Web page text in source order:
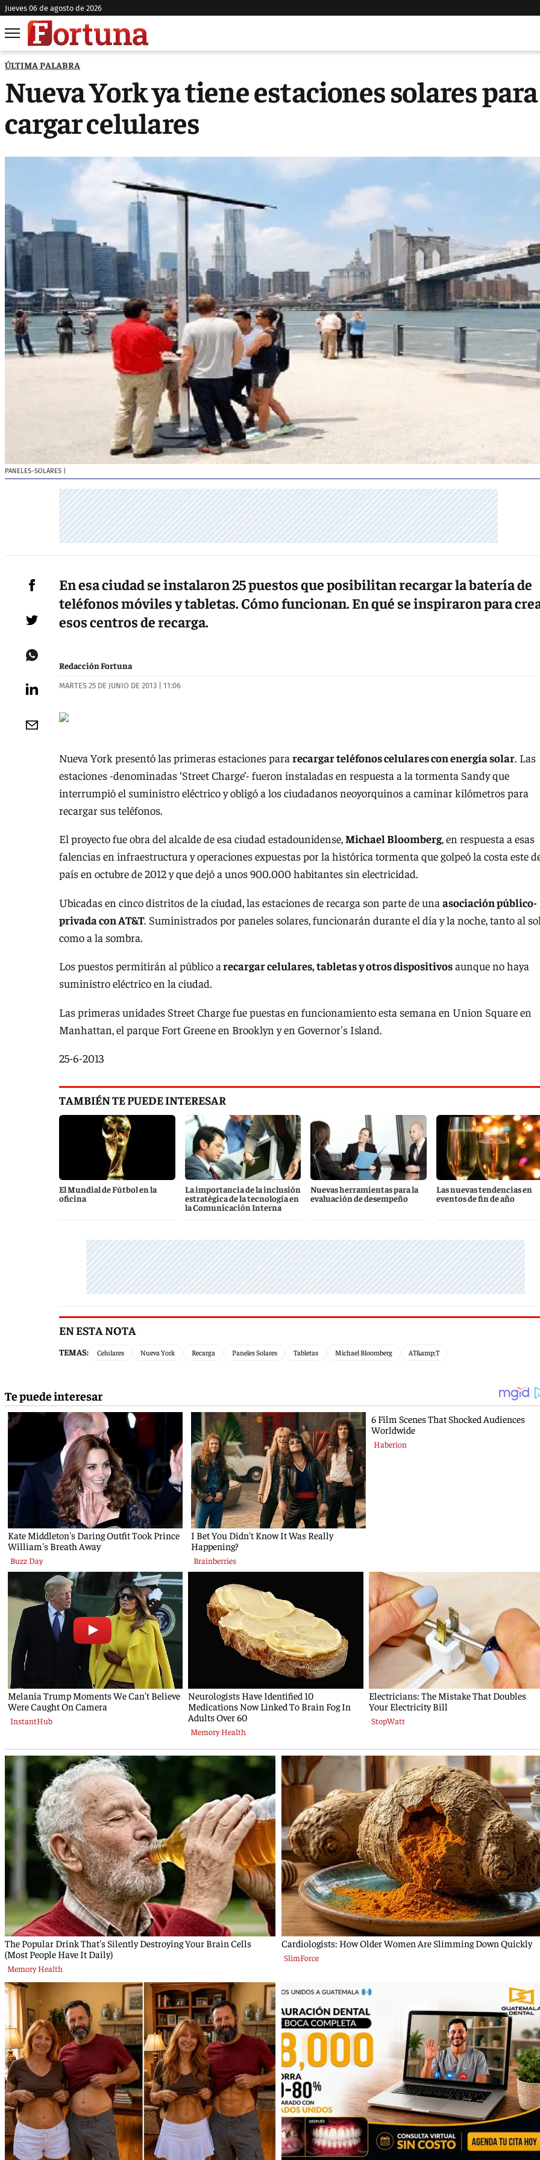
jueves 06 de agosto de 2026
ÚLTIMA PALABRA
Nueva York ya tiene estaciones solares para
cargar celulares
PANELES-SOLARES
En esa ciudad se instalaron 25 puestos que posibilitan recargar la batería de
teléfonos móviles y tabletas. Cómo funcionan. En qué se inspiraron para
esos centros de recarga.
Redacción Fortuna
MARTES 25 DE JUNIO DE 2013 | 11:06
Nueva York presentó las primeras estaciones para recargar teléfonos celulares con energía solar. Las
estaciones -denominadas ‘Street Charge’- fueron instaladas en respuesta a la tormenta Sandy que
interrumpió el suministro eléctrico y obligó a los ciudadanos neoyorquinos a caminar kilómetros para
recargar sus teléfonos.
El proyecto fue obra del alcalde de esa ciudad estadounidense,Michael Bloomberg, en respuesta a esas
falencias en infraestructura y operaciones expuestas por la histórica tormenta que golpeó la costa este
país en octubre de 2012 y que dejó a unos 900.000 habitantes sin electricidad.
Ubicadas en cinco distritos de la ciudad, las estaciones de recarga son parte de una asociación público-
privada con AT&T. Suministrados por paneles solares, funcionarán durante el día y la noche, tanto al
como a la sombra.
Los puestos permitirán al público arecargar celulares, tabletas y otros dispositivosaunque no haya
suministro eléctrico en la ciudad.
Las primeras unidades Street Charge fue puestas en funcionamiento esta semana en Union Square en
Manhattan, el parque Fort Greene en Brooklyn y en Governor's Island.
25-6-2013
TAMBIÉN TE PUEDE INTERESAR
El Mundial de Fútbol en la
oficina
La importancia de la inclusión
estratégica de la tecnología en
la Comunicación Interna
Nuevas herramientas para la
evaluación de desempeño
Las nuevas tendencias en
eventos de fin de año
EN ESTA NOTA
TEMAS: Celulares Nueva York Recarga Paneles Solares Tabletas Michael Bloomberg AT&amp;T